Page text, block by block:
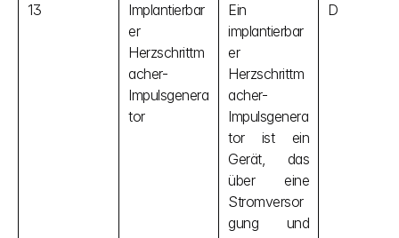
13
Implantierbar
er
Herzschrittm
acher-
Impulsgenera
tor
Ein
implantierbar
er
Herzschrittm
acher-
Impulsgenera
tor ist ein
Gerät, das
über eine
Stromversor
gung und
D